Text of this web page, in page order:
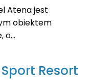
Atena jest
obiektem
o...
Resort